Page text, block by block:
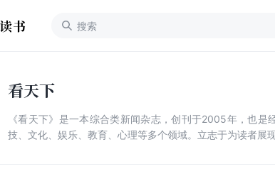
看天下
《看天下》是一本综合类新闻杂志，创刊于2005年，也
技、文化、娱乐、教育、心理等多个领域。立志于为读者展